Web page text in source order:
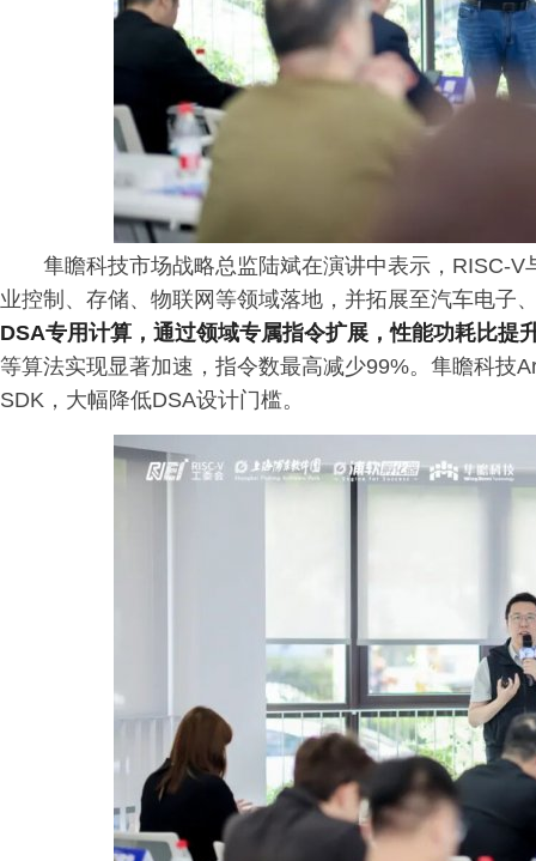
隼瞻科技市场战略总监陆斌在演讲中表示，RISC-
业控制、存储、物联网等领域落地，并拓展至汽车电子
DSA专用计算，通过领域专属指令扩展，性能功耗比提
等算法实现显著加速，指令数最高减少99%。隼瞻科技
SDK，大幅降低DSA设计门槛。